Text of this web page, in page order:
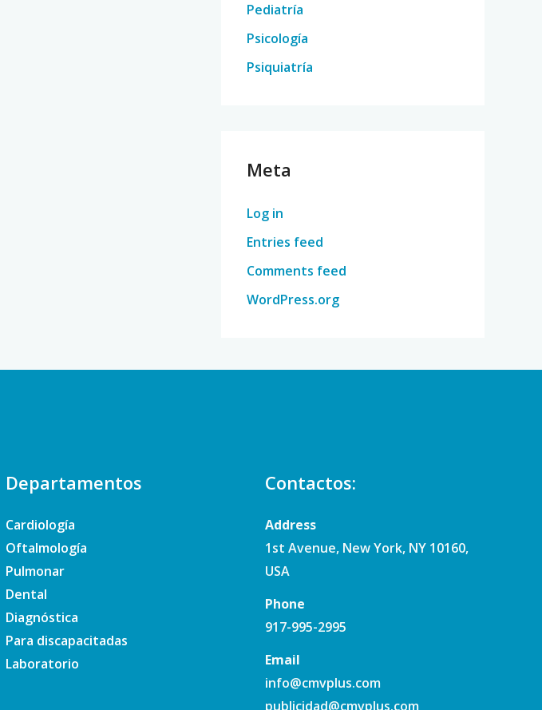
Pediatría
Psicología
Psiquiatría
Meta
Log in
Entries feed
Comments feed
WordPress.org
Departamentos
Cardiología
Oftalmología
Pulmonar
Dental
Diagnóstica
Para discapacitadas
Laboratorio
Contactos:
Address
1st Avenue, New York, NY 10160,
USA
Phone
917-995-2995
Email
info@cmvplus.com
publicidad@cmvplus.com